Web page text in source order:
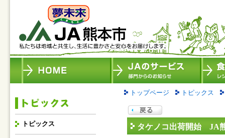
トピックス
トップページ トピックス
タケノコ出荷開始 JA